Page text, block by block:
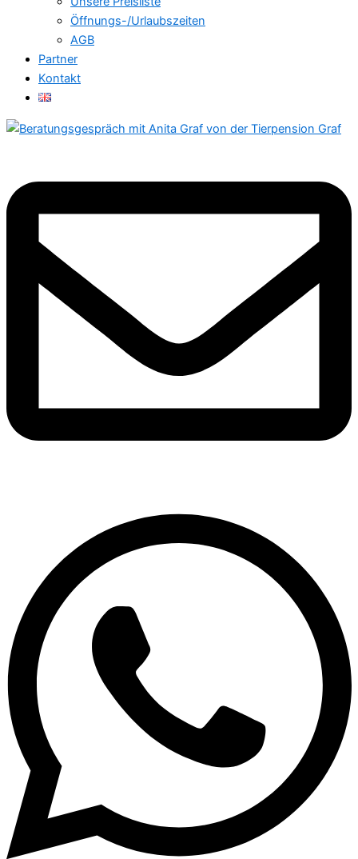
Öffnungs-/Urlaubszeiten
AGB
Partner
Kontakt